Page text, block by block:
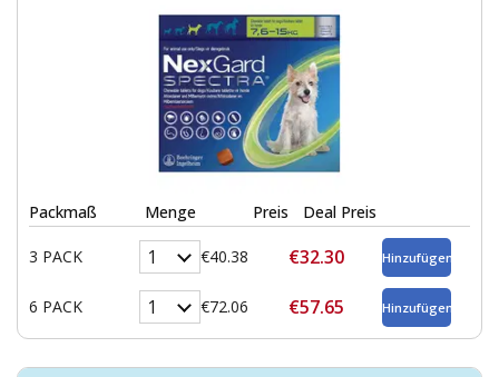
Packmaß Menge Preis Deal Preis
3 PACK €40.38 €32.30
6 PACK €72.06 €57.65